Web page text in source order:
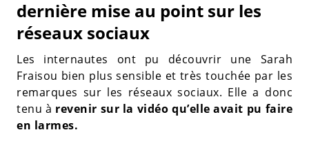
dernière mise au point sur les
réseaux sociaux
Les internautes ont pu découvrir une Sarah
Fraisou bien plus sensible et très touchée par les
remarques sur les réseaux sociaux. Elle a donc
tenu à revenir sur la vidéo qu’elle avait pu faire
en larmes.